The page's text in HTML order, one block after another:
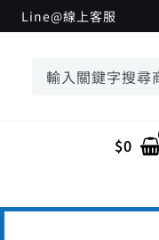
Line@線上客服
尋：
$0